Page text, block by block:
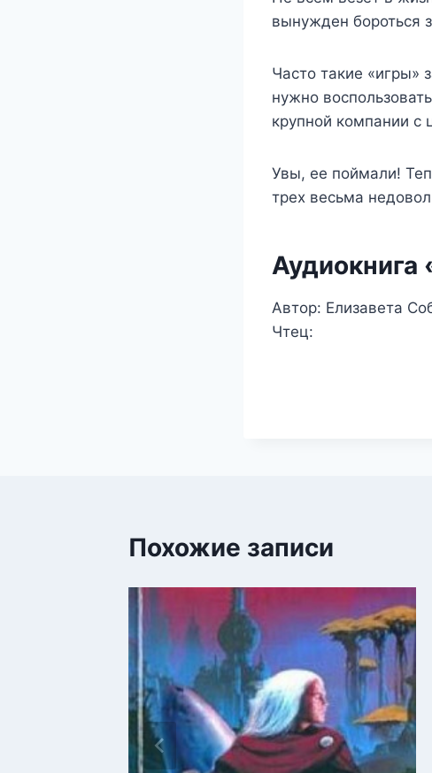
вынужден бороться
Часто такие «игры»
нужно
крупной компании с
Увы, ее поймали!
трех весьма
Аудиокнига
Автор: Елизавета
Чтец:
Похожие записи